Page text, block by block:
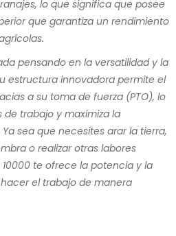
lo que significa que posee
que garantiza un rendimiento
pensando en la versatilidad y la
estructura innovadora permite el
a su toma de fuerza (PTO), lo
de trabajo y maximiza la
sea que necesites arar la tierra,
o realizar otras labores
10000 te ofrece la potencia y la
el trabajo de manera